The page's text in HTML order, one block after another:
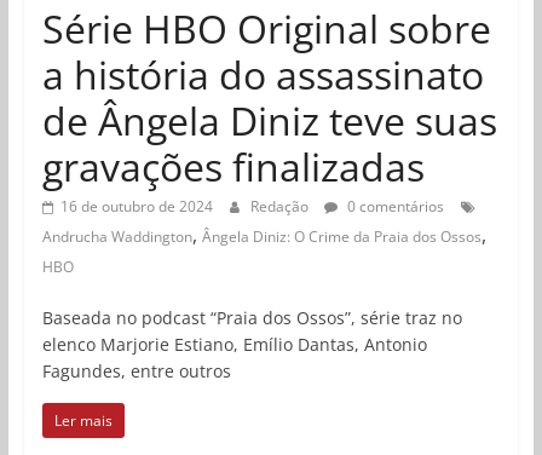
Série HBO Original sobre
a história do assassinato
de Ângela Diniz teve suas
gravações finalizadas
16 de outubro de 2024 Redação
0 comentários
Andrucha Waddington, Ângela Diniz: O Crime da Praia dos Ossos,
HBO
Baseada no podcast “Praia dos Ossos”, série traz no
elenco Marjorie Estiano, Emílio Dantas, Antonio
Fagundes, entre outros
Ler mais